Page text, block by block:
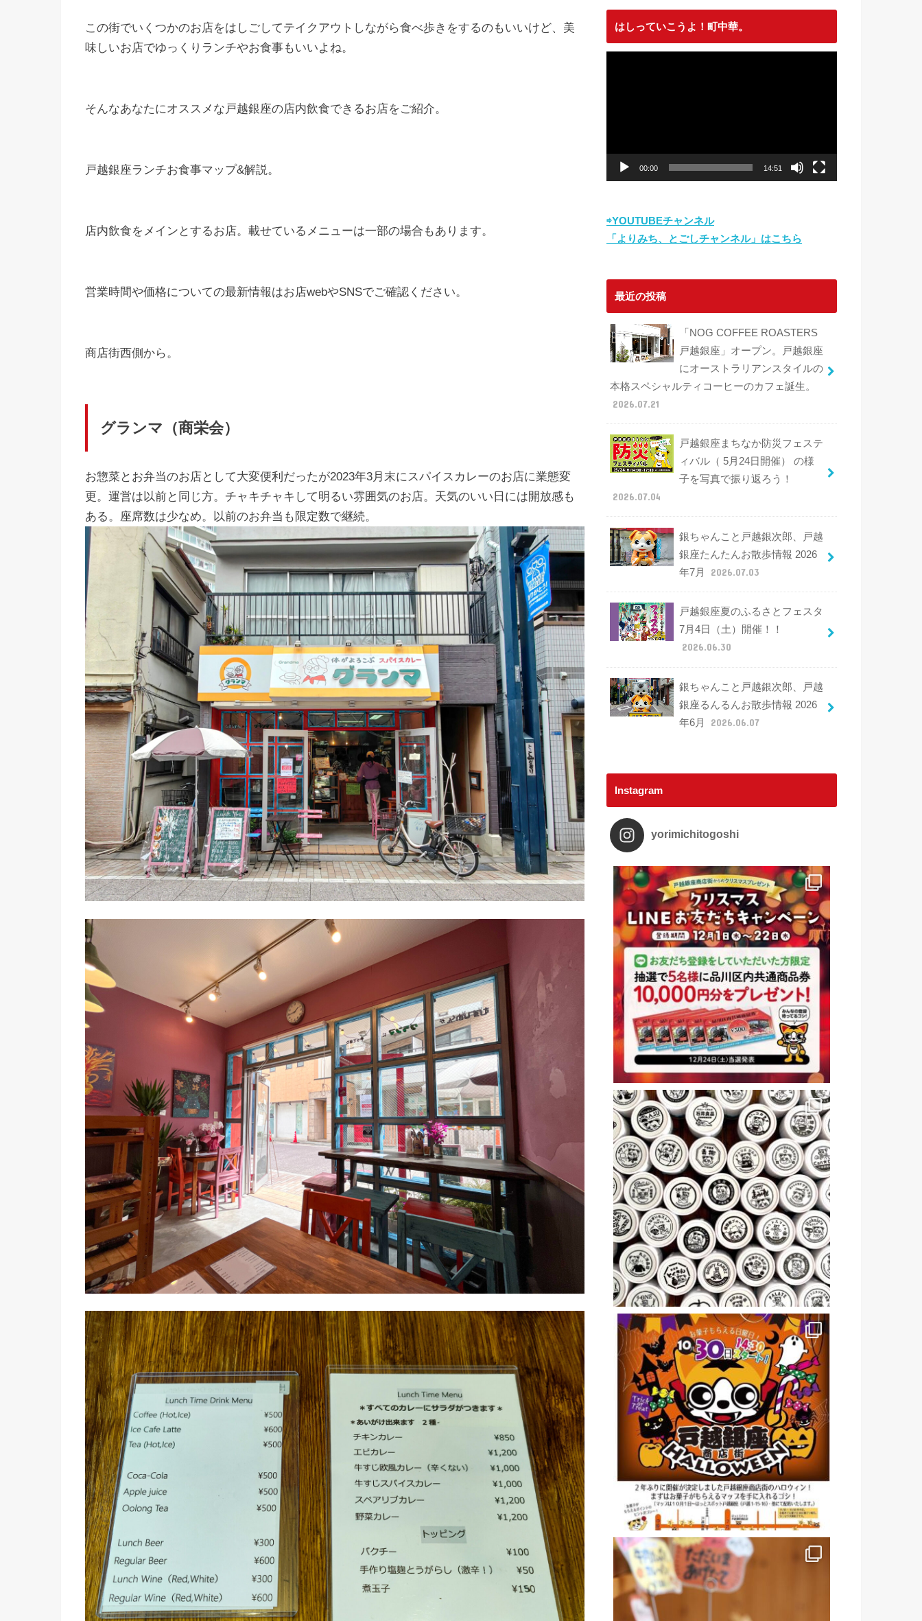
この街でいくつかのお店をはしごしてテイクアウトしながら食べ歩きをするのもいいけど、美
味しいお店でゆっくりランチやお食事もいいよね。
そんなあなたにオススメな戸越銀座の店内飲食できるお店をご紹介。
戸越銀座ランチお食事マップ&解説。
店内飲食をメインとするお店。載せているメニューは一部の場合もあります。
営業時間や価格についての最新情報はお店webやSNSでご確認ください。
商店街西側から。
グランマ（商栄会）
お惣菜とお弁当のお店として大変便利だったが2023年3月末にスパイスカレーのお店に業態変
更。運営は以前と同じ方。チャキチャキして明るい雰囲気のお店。天気のいい日には開放感も
ある。座席数は少なめ。以前のお弁当も限定数で継続。
はしっていこうよ！町中華。
00:00 14:51
⇨YOUTUBEチャンネル
「よりみち、とごしチャンネル」はこちら
最近の投稿
「NOG COFFEE ROASTERS
戸越銀座」オープン。戸越銀座
にオーストラリアンスタイルの
本格スペシャルティコーヒーのカフェ誕生。
2026.07.21
戸越銀座まちなか防災フェステ
ィバル（ 5月24日開催） の様
子を写真で振り返ろう！
2026.07.04
銀ちゃんこと戸越銀次郎、戸越
銀座たんたんお散歩情報 2026
年7月
2026.07.03
戸越銀座夏のふるさとフェスタ
7月4日（土）開催！！
2026.06.30
銀ちゃんこと戸越銀次郎、戸越
銀座るんるんお散歩情報 2026
年6月
2026.06.07
Instagram
yorimichitogoshi